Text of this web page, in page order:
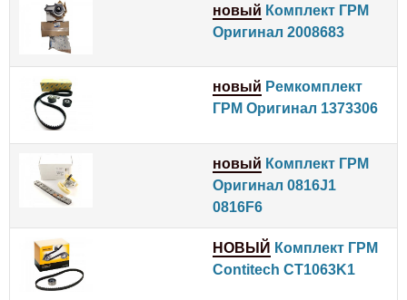
новый Комплект ГРМ
Оригинал 2008683
новый Ремкомплект
ГРМ Оригинал 1373306
новый Комплект ГРМ
Оригинал 0816J1
0816F6
НОВЫЙ Комплект ГРМ
Contitech CT1063K1